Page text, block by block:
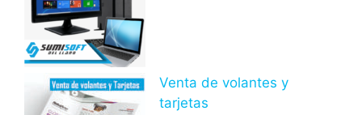
Venta de volantes y
tarjetas